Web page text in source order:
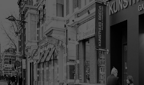
Lees meer